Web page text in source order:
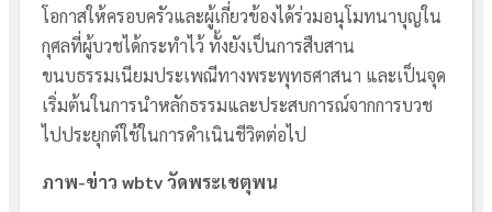
โอกาสให้ครอบครัวและผู้เกี่ยวข้องได้ร่วมอนุโมทนาบุญใน
กุศลที่ผู้บวชได้กระทำไว้ ทั้งยังเป็นการสืบสาน
ขนบธรรมเนียมประเพณีทางพระพุทธศาสนา และเป็นจุด
เริ่มต้นในการนำหลักธรรมและประสบการณ์จากการบวช
ไปประยุกต์ใช้ในการดำเนินชีวิตต่อไป
ภาพ-ข่าว wbtv วัดพระเชตุพน